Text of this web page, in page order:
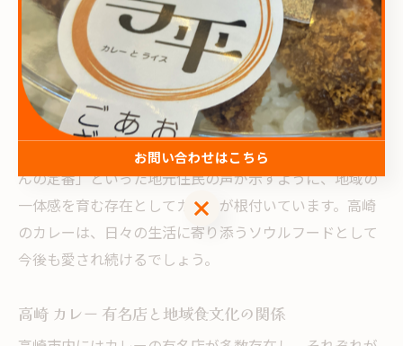
また、テイクアウトや持ち帰り対応の進化によって、忙
しい日でも手軽に本格的な味を楽しめるようになりまし
た。駅近やアクセス便利な店舗が多いことも、仕事帰り
や子育て中の方にとって大きな利点です。こうした利便
性が、幅広い世代から支持を集めています。
「地元の味を家でも楽しめる」「高崎カレーは家族団ら
んの定番」といった地元住民の声が示すように、地域の
一体感を育む存在としてカレーが根付いています。高崎
のカレーは、日々の生活に寄り添うソウルフードとして
今後も愛され続けるでしょう。
高崎 カレー 有名店と地域食文化の関係
お問い合わせはこちら
お問い合わせはこちら